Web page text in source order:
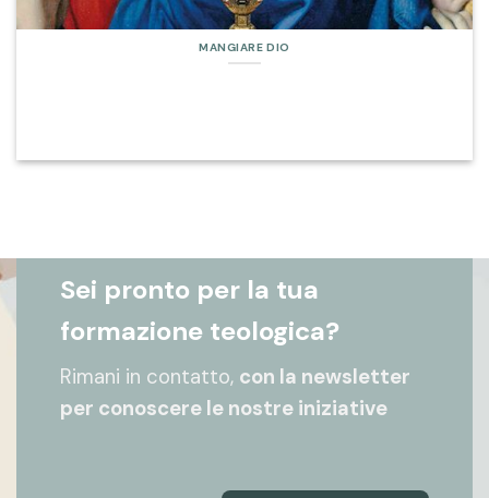
MANGIARE DIO
Sei pronto per la tua
formazione teologica?
Rimani in contatto, con la newsletter
per conoscere le nostre iniziative